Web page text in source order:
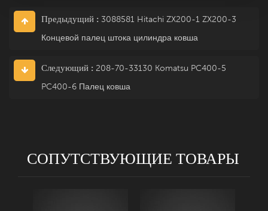
Предыдущий : 3088581 Hitachi ZX200-1 ZX200-3
Концевой палец штока цилиндра ковша
Следующий : 208-70-33130 Komatsu PC400-5
PC400-6 Палец ковша
СОПУТСТВУЮЩИЕ ТОВАРЫ